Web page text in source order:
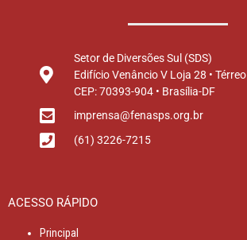
Setor de Diversões Sul (SDS)
Edifício Venâncio V Loja 28 • Térreo
CEP: 70393-904 • Brasília-DF
imprensa@fenasps.org.br
(61) 3226-7215
ACESSO RÁPIDO
Principal